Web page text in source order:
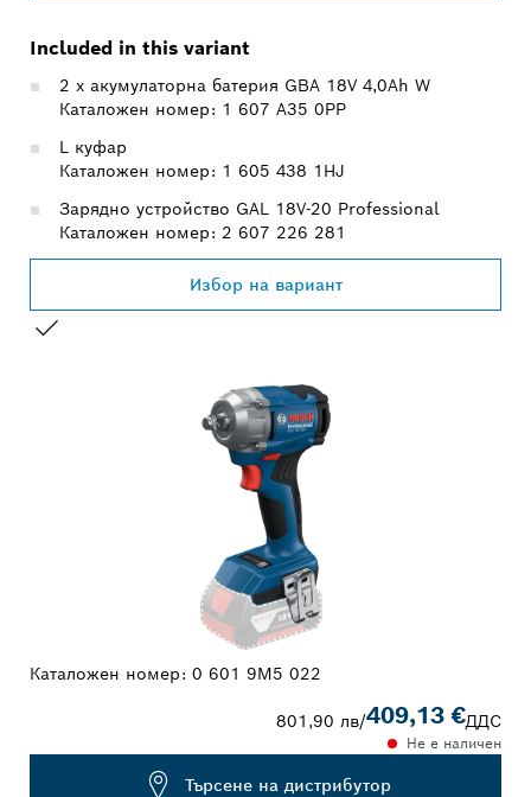
Included in this variant
2 x акумулаторна батерия GBA 18V 4,0Ah W
Каталожен номер: 1 607 A35 0PP
L куфар
Каталожен номер: 1 605 438 1HJ
Зарядно устройство GAL 18V-20 Professional
Каталожен номер: 2 607 226 281
Избор на вариант
Каталожен номер: 0 601 9M5 022
801,90 лв/409,13 €ДДС
Не е наличен
Търсене на дистрибутор